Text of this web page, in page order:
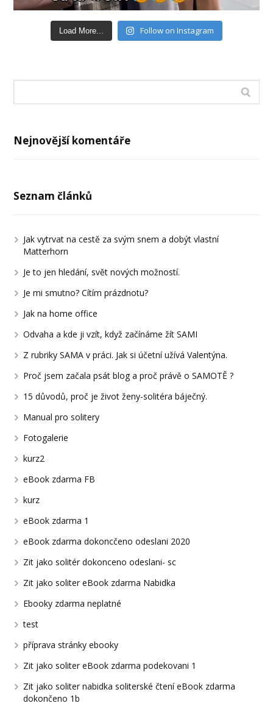
Load More... Follow on Instagram
Nejnovější komentáře
Seznam článků
Jak vytrvat na cestě za svým snem a dobýt vlastní
Matterhorn
Je to jen hledání, svět nových možností.
Je mi smutno? Cítím prázdnotu?
Jak na home office
Odvaha a kde ji vzít, když začínáme žít SAMI
Z rubriky SAMA v práci. Jak si účetní užívá Valentýna.
Proč jsem začala psát blog a proč právě o SAMOTĚ ?
15 důvodů, proč je život ženy-solitéra báječný.
Manual pro solitery
Fotogalerie
kurz2
eBook zdarma FB
kurz
eBook zdarma 1
eBook zdarma dokoncčeno odeslani 2020
Zit jako solitér dokonceno odeslani- sc
Zit jako soliter eBook zdarma Nabidka
Ebooky zdarma neplatné
test
příprava stránky ebooky
Zit jako soliter eBook zdarma podekovani 1
Zit jako soliter nabidka soliterské čtení eBook zdarma
dokončeno 1b